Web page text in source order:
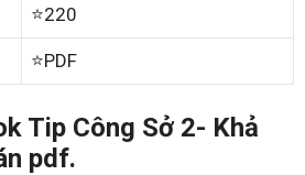
⭐220
⭐PDF
Tip Công Sở 2- Khả
pdf.